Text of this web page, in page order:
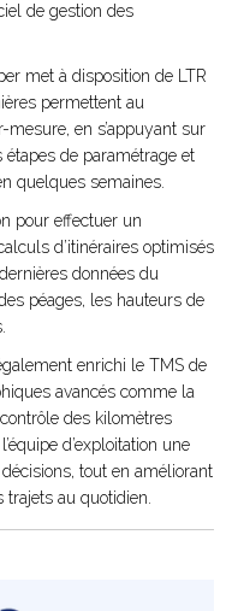
de gestion des
met à disposition de LTR
permettent au
en s’appuyant sur
de paramétrage et
quelques semaines.
pour effectuer un
d’itinéraires optimisés
données du
péages, les hauteurs de
enrichi le TMS de
avancés comme la
des kilomètres
d’exploitation une
tout en améliorant
au quotidien.